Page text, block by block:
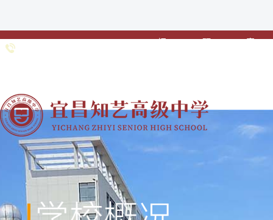
招
预
家